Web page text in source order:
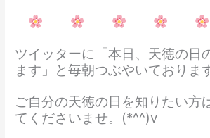
ツイッターに「本日、天徳の日
ます」と毎朝つぶやいておりま
ご自分の天徳の日を知りたい方
てくださいませ。(*^^)v